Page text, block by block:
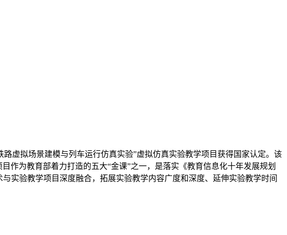
虚拟场景建模与列车运行仿真实验”虚拟仿真实验教学项目获得国家认定。该
作为教育部着力打造的五大“金课”之一，是落实《教育信息化十年发展规划
实验教学项目深度融合，拓展实验教学内容广度和深度、延伸实验教学时间